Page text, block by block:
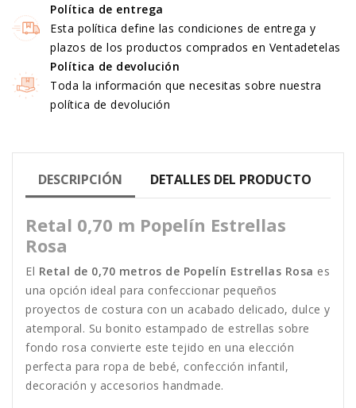
Política de entrega
Esta política define las condiciones de entrega y
plazos de los productos comprados en Ventadetelas
Política de devolución
Toda la información que necesitas sobre nuestra
política de devolución
DESCRIPCIÓN DETALLES DEL PRODUCTO
Retal 0,70 m Popelín Estrellas
Rosa
El Retal de 0,70 metros de Popelín Estrellas Rosa es
una opción ideal para confeccionar pequeños
proyectos de costura con un acabado delicado, dulce y
atemporal. Su bonito estampado de estrellas sobre
fondo rosa convierte este tejido en una elección
perfecta para ropa de bebé, confección infantil,
decoración y accesorios handmade.